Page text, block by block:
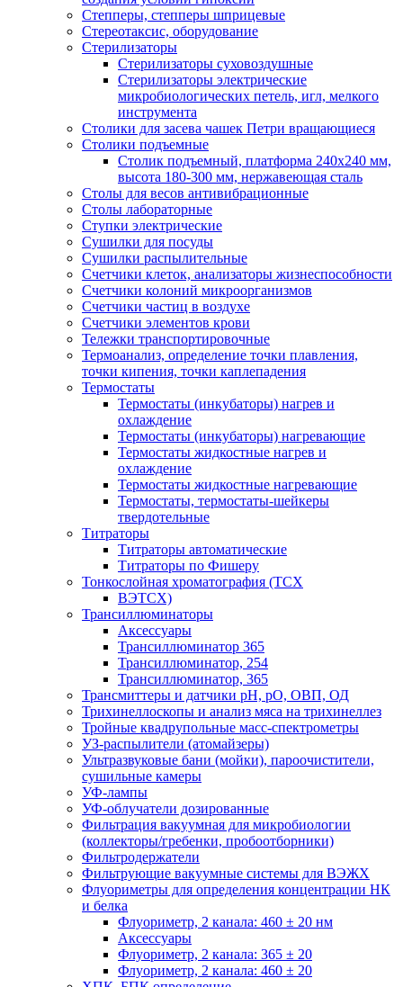
Степперы, степперы шприцевые
Стереотаксис, оборудование
Стерилизаторы
Стерилизаторы суховоздушные
Стерилизаторы электрические
микробиологических петель, игл, мелкого
инструмента
Столики для засева чашек Петри вращающиеся
Столики подъемные
Столик подъемный, платформа 240х240 мм,
высота 180-300 мм, нержавеющая сталь
Столы для весов антивибрационные
Столы лабораторные
Ступки электрические
Сушилки для посуды
Сушилки распылительные
Счетчики клеток, анализаторы жизнеспособности
Счетчики колоний микроорганизмов
Счетчики частиц в воздухе
Счетчики элементов крови
Тележки транспортировочные
Термоанализ, определение точки плавления,
точки кипения, точки каплепадения
Термостаты
Термостаты (инкубаторы) нагрев и
охлаждение
Термостаты (инкубаторы) нагревающие
Термостаты жидкостные нагрев и
охлаждение
Термостаты жидкостные нагревающие
Термостаты, термостаты-шейкеры
твердотельные
Титраторы
Титраторы автоматические
Титраторы по Фишеру
Тонкослойная хроматография (ТСХ
ВЭТСХ)
Трансиллюминаторы
Аксессуары
Трансиллюминатор 365
Трансиллюминатор, 254
Трансиллюминатор, 365
Трансмиттеры и датчики рН, рО, ОВП, ОД
Трихинеллоскопы и анализ мяса на трихинеллез
Тройные квадрупольные масс-спектрометры
УЗ-распылители (атомайзеры)
Ультразвуковые бани (мойки), пароочистители,
сушильные камеры
УФ-лампы
УФ-облучатели дозированные
Фильтрация вакуумная для микробиологии
(коллекторы/гребенки, пробоотборники)
Фильтродержатели
Фильтрующие вакуумные системы для ВЭЖХ
Флуориметры для определения концентрации НК
и белка
Флуориметр, 2 канала: 460 ± 20 нм
Аксессуары
Флуориметр, 2 канала: 365 ± 20
Флуориметр, 2 канала: 460 ± 20